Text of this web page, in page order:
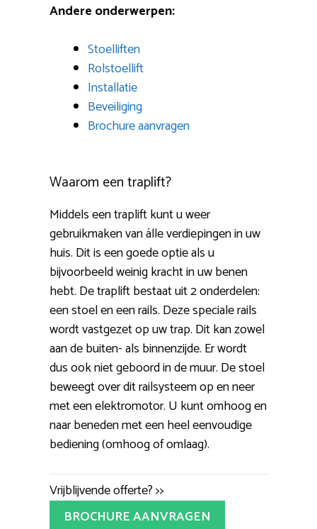
Andere onderwerpen:
Stoelliften
Rolstoellift
Installatie
Beveiliging
Brochure aanvragen
Waarom een traplift?
Middels een traplift kunt u weer
gebruikmaken van álle verdiepingen in uw
huis. Dit is een goede optie als u
bijvoorbeeld weinig kracht in uw benen
hebt. De traplift bestaat uit 2 onderdelen:
een stoel en een rails. Deze speciale rails
wordt vastgezet op uw trap. Dit kan zowel
aan de buiten- als binnenzijde. Er wordt
dus ook niet geboord in de muur. De stoel
beweegt over dit railsysteem op en neer
met een elektromotor. U kunt omhoog en
naar beneden met een heel eenvoudige
bediening (omhoog of omlaag).
Vrijblijvende offerte? >>
BROCHURE AANVRAGEN